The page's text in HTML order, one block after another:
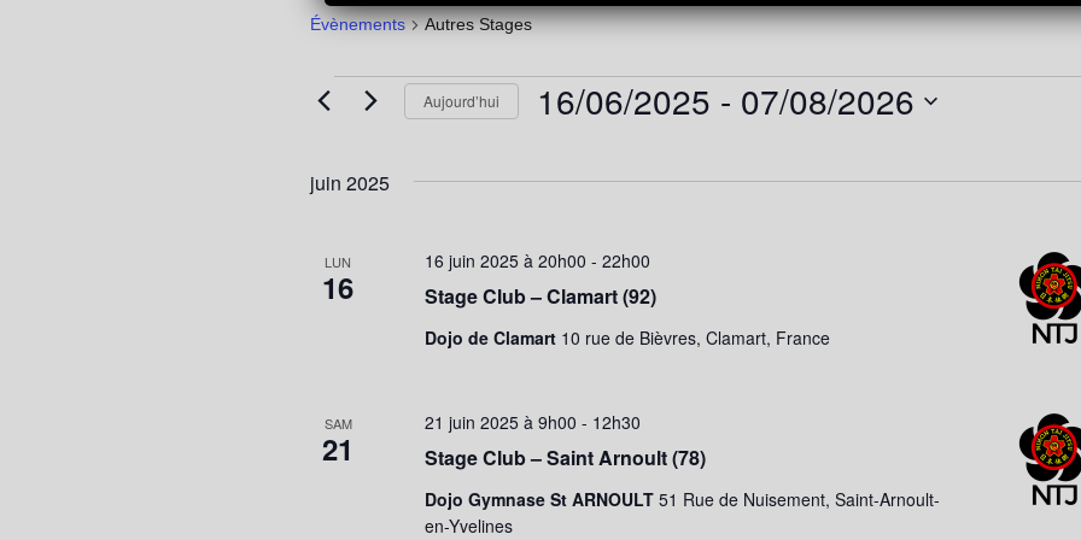
Évènements Autres Stages
Évènements
Aujourd’hui 16/06/2025 - 07/08/2026
juin 2025
LUN
16 Stage Club – Clamart (92)
16 juin 2025 à 20h00 -22h00
Dojo de Clamart 10 rue de Bièvres, Clamart, France
SAM
21 Stage Club – Saint Arnoult (78)
21 juin 2025 à 9h00 - 12h30
Dojo Gymnase St ARNOULT51 Rue de Nuisement, Saint-Arnoult-
en-Yvelines